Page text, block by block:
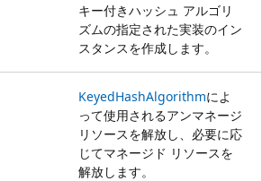
キー付きハッシュ アルゴリ
ズムの指定された実装のイン
スタンスを作成します。
KeyedHashAlgorithmによ
って使用されるアンマネージ
リソースを解放し、必要に応
じてマネージド リソースを
解放します。